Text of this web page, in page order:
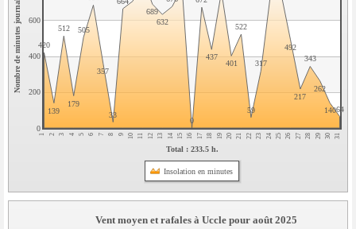
1 2 3 4 5 6 7 8 9 10 11 12 13 14 15 16 17 18 19 20 21 22 23 24 25 26 27 28 29 30 31
0
200
400
600
Nombre de minutes journalieres
Total : 233.5 h.
420
139
512
179
505
357
33
689
632
0
437
401
522
59
317
492
217
343
262
14064
Insolation en minutes
Vent moyen et rafales à Uccle pour août 2025